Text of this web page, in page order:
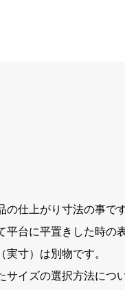
仕上がり寸法の事です
台に平置きした時の
実寸）は別物です。
サイズの選択方法につ